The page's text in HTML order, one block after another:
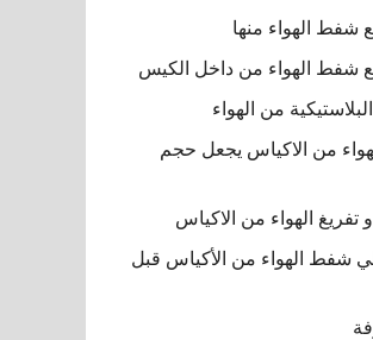
شفط الهواء منها
شفط الهواء من داخل الكيس
من الهواء
من الاكياس يجعل حجم
الهواء من الاكياس
شفط الهواء من الأكياس قبل